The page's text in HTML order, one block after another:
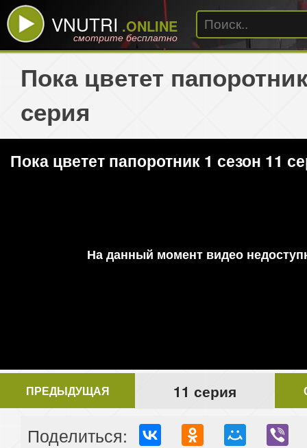
VNUTRI .ONLINE
смотрите бесплатно
Пока цветет
серия
Пока цветет папоротник 1 сезон 11
ПРЕДЫДУЩАЯ 11 серия
Поделиться: